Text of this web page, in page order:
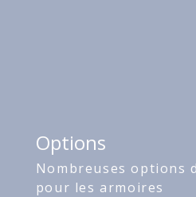
Options
Nombreuses options
pour les armoires